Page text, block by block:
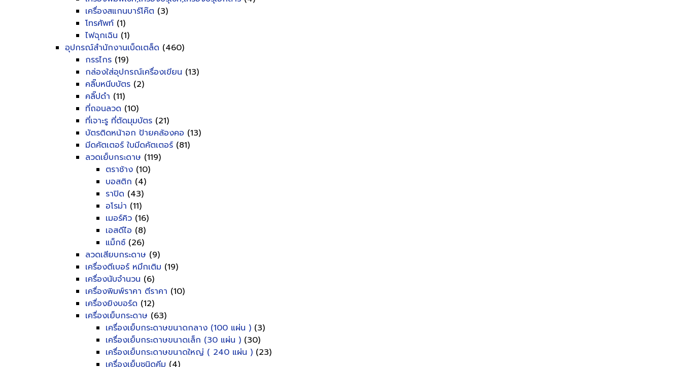
เครื่องสแกนบาร์โค๊ต (3)
โทรศัพท์ (1)
ไฟฉุกเฉิน (1)
อุปกรณ์สำนักงานเบ็ดเตล็ด (460)
กรรไกร (19)
กล่องใส่อุปกรณ์เครื่องเขียน (13)
คลิ๊บหนีบบัตร (2)
คลิ๊ปดำ (11)
ที่ถอนลวด (10)
ที่เจาะรู ที่ตัดมุมบัตร (21)
บัตรติดหน้าอก ป้ายคล้องคอ (13)
มีดคัตเตอร์ ใบมีดคัตเตอร์ (81)
ลวดเย็บกระดาษ (119)
ตราช้าง (10)
บอสติก (4)
ราปิด (43)
อโรม่า (11)
เมอร์คิว (16)
เอสดีไอ (8)
แม็กซ์ (26)
ลวดเสียบกระดาษ (9)
เครื่องตีเบอร์ หมึกเติม (19)
เครื่องนับจำนวน (6)
เครื่องพิมพ์ราคา ตีราคา (10)
เครื่องยิงบอร์ด (12)
เครื่องเย็บกระดาษ (63)
เครื่องเย็บกระดาษขนาดกลาง (100 แผ่น ) (3)
เครื่องเย็บกระดาษขนาดเล็ก (30 แผ่น ) (30)
เครื่องเย็บกระดาษขนาดใหญ่ ( 240 แผ่น ) (23)
เครื่องเย็บชนิดคีม (4)